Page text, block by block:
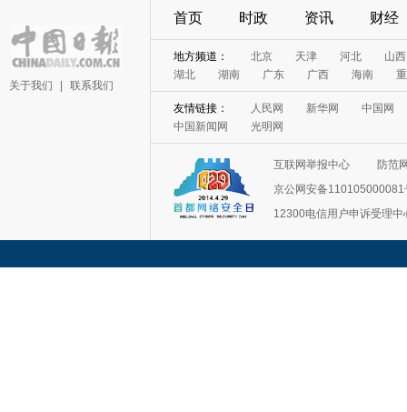
关于我们 联系我们
首页 时政 资讯 财经
地方频道： 北京 天津 河北
山西
湖北
湖南 广东 广西 海南
友情链接： 人民网 新华网
中国网
中国新闻网
光明网
互联网举报中心
防范
京公网安备110105000081
12300电信用户申诉受理中